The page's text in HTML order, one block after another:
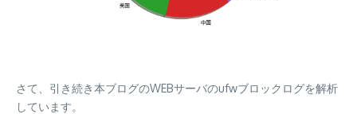
さて、引き続き本ブログのWEBサーバのufwブロックログを解析
しています。